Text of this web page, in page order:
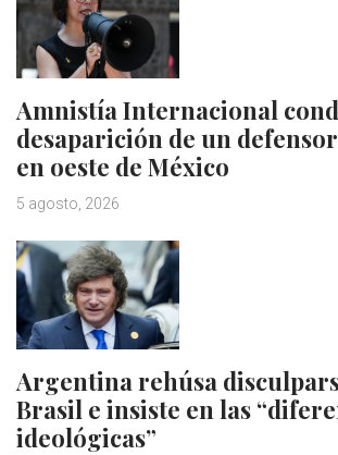
Amnistía Internacional
desaparición de un
en oeste de México
5 agosto, 2026
Argentina rehúsa
Brasil e insiste en las
ideológicas”